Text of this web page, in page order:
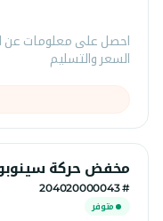
احصل على معلومات عن
السعر والتسليم
مخفض حركة
# 204020000043
متوفر